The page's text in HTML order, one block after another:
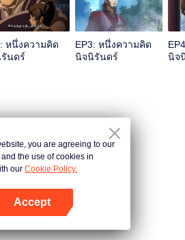
หนึ่งความคิด
นดร์
EP3: หนึ่งความคิด
นิจนิรันดร์
นิจ
you are agreeing to our
and the use of cookies in
our Cookie Policy.
Accept